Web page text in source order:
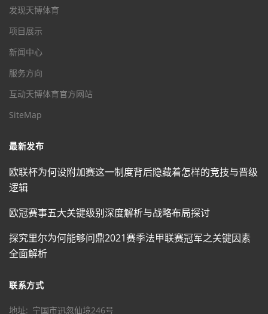
发现天博体育
项目展示
新闻中心
服务方向
互动天博体育官方网站
SiteMap
最新发布
欧联杯为何设附加赛这一制度背后隐藏着怎样的竞技与晋级
逻辑
欧冠赛事五大关键级别深度解析与战略布局探讨
探究里尔为何能够问鼎2021赛季法甲联赛冠军之关键因素
全面解析
联系方式
地址 宁国市迅忽仙境246号